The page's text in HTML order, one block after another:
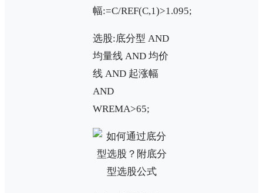
幅:=C/REF(C,1)>1.095;
选股:底分型 AND
均量线 AND 均价
线 AND 起涨幅
AND
WREMA>65;